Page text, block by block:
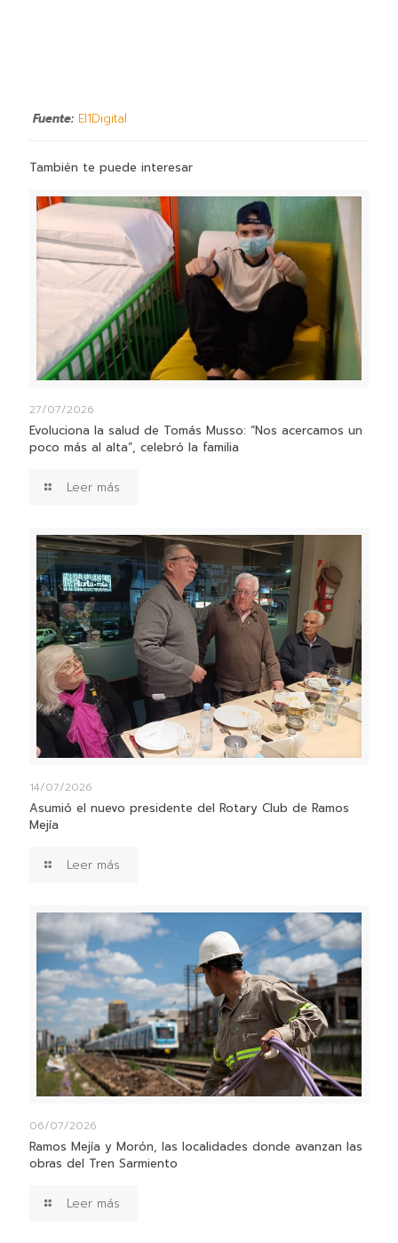
Fuente: El1Digital
También te puede interesar
27/07/2026
Evoluciona la salud de Tomás Musso: “Nos acercamos un
poco más al alta”, celebró la familia
Leer más
14/07/2026
Asumió el nuevo presidente del Rotary Club de Ramos
Mejía
Leer más
06/07/2026
Ramos Mejía y Morón, las localidades donde avanzan las
obras del Tren Sarmiento
Leer más